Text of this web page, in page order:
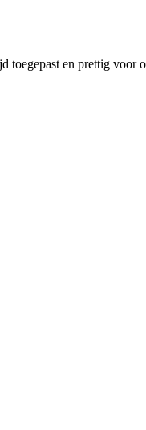
en prettig